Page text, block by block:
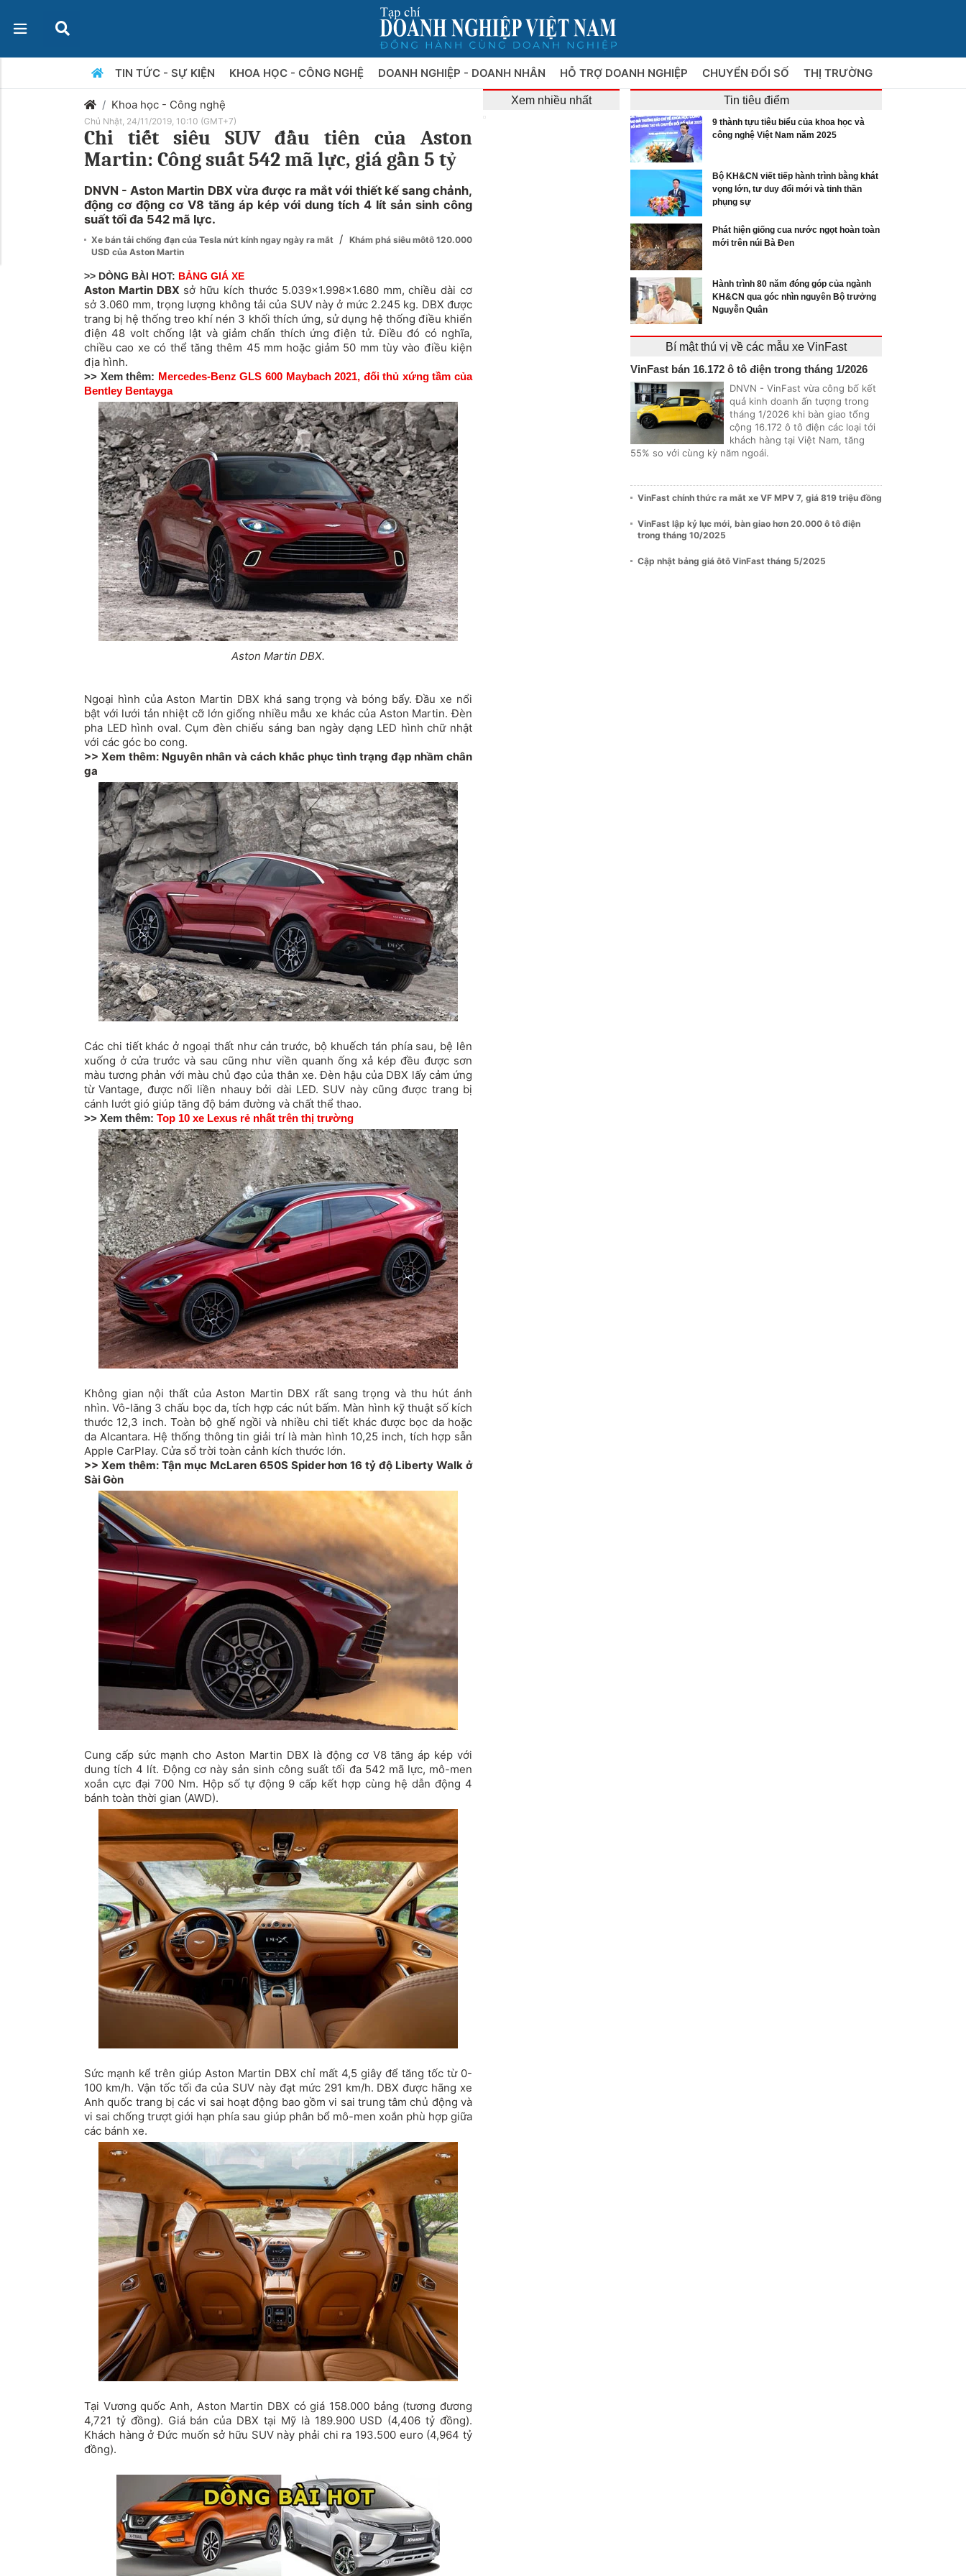
TIN TỨC - SỰ KIỆN KHOA HỌC - CÔNG NGHỆ DOANH NGHIỆP - DOANH NHÂN HỖ TRỢ DOANH NGHIỆP CHUYỂN ĐỔI SỐ THỊ TRƯỜNG
Khoa học - Công nghệ
Chủ Nhật, 24/11/2019, 10:10 (GMT+7)
Chi tiết siêu SUV đầu tiên của Aston
Martin: Công suất 542 mã lực, giá gần 5 tỷ
DNVN - Aston Martin DBX vừa được ra mắt với thiết kế sang chảnh,
động cơ động cơ V8 tăng áp kép với dung tích 4 lít sản sinh công
suất tối đa 542 mã lực.
Xe bán tải chống đạn của Tesla nứt kính ngay ngày ra mắt / Khám phá siêu môtô 120.000
USD của Aston Martin
>> DÒNG BÀI HOT: BẢNG GIÁ XE
Aston MartinDBX sở hữu kích thước 5.039x1.998x1.680 mm, chiều dài cơ
sở 3.060 mm, trọng lượng không tải của SUVnày ở mức 2.245 kg. DBX được
trang bị hệ thống treo khí nén 3 khối thích ứng, sử dụng hệ thống điều khiển
điện 48 volt chống lật và giảm chấn thích ứng điện tử. Điều đó có nghĩa,
chiều cao xe có thể tăng thêm 45 mm hoặc giảm 50 mm tùy vào điều kiện
địa hình.
>> Xem thêm: Mercedes-Benz GLS 600 Maybach 2021, đối thủ xứng tầm của
Bentley Bentayga
Aston Martin DBX.
Ngoại hình của Aston Martin DBX khá sang trọng và bóng bẩy. Đầu xe nổi
bật với lưới tản nhiệt cỡ lớn giống nhiều mẫu xe khác của Aston Martin. Đèn
pha LED hình oval. Cụm đèn chiếu sáng ban ngày dạng LED hình chữ nhật
với các góc bo cong.
>> Xem thêm: Nguyên nhân và cách khắc phục tình trạng đạp nhầm chân
ga
Các chi tiết khác ở ngoại thất như cản trước, bộ khuếch tán phía sau, bệ lên
xuống ở cửa trước và sau cũng như viền quanh ống xả kép đều được sơn
màu tương phản với màu chủ đạo của thân xe. Đèn hậu của DBX lấy cảm ứng
từ Vantage, được nối liền nhauy bởi dài LED. SUV này cũng được trang bị
cánh lướt gió giúp tăng độ bám đường và chất thể thao.
>> Xem thêm: Top 10 xe Lexus rẻ nhất trên thị trường
Không gian nội thất của Aston Martin DBX rất sang trọng và thu hút ánh
nhìn. Vô-lăng 3 chấu bọc da, tích hợp các nút bấm. Màn hình kỹ thuật số kích
thước 12,3 inch. Toàn bộ ghế ngồi và nhiều chi tiết khác được bọc da hoặc
da Alcantara. Hệ thống thông tin giải trí là màn hình 10,25 inch, tích hợp sẵn
Apple CarPlay. Cửa sổ trời toàn cảnh kích thước lớn.
>> Xem thêm: Tận mục McLaren 650S Spider hơn 16 tỷ độ Liberty Walk ở
Sài Gòn
Cung cấp sức mạnh cho Aston Martin DBX là động cơ V8 tăng áp kép với
dung tích 4 lít. Động cơ này sản sinh công suất tối đa 542 mã lực, mô-men
xoắn cực đại 700 Nm. Hộp số tự động 9 cấp kết hợp cùng hệ dẫn động 4
bánh toàn thời gian (AWD).
Sức mạnh kể trên giúp Aston Martin DBX chỉ mất 4,5 giây để tăng tốc từ 0-
100 km/h. Vận tốc tối đa của SUV này đạt mức 291 km/h. DBX được hãng xe
Anh quốc trang bị các vi sai hoạt động bao gồm vi sai trung tâm chủ động và
vi sai chống trượt giới hạn phía sau giúp phân bổ mô-men xoắn phù hợp giữa
các bánh xe.
Tại Vương quốc Anh, Aston Martin DBX có giá 158.000 bảng (tương đương
4,721 tỷ đồng). Giá bán của DBX tại Mỹ là 189.900 USD (4,406 tỷ đồng).
Khách hàng ở Đức muốn sở hữu SUV này phải chi ra 193.500 euro (4,964 tỷ
đồng).
Xem nhiều nhất Tin tiêu điểm
9 thành tựu tiêu biểu của khoa học và
công nghệ Việt Nam năm 2025
Bộ KH&CN viết tiếp hành trình bằng khát
vọng lớn, tư duy đổi mới và tinh thần
phụng sự
Phát hiện giống cua nước ngọt hoàn toàn
mới trên núi Bà Đen
Hành trình 80 năm đóng góp của ngành
KH&CN qua góc nhìn nguyên Bộ trưởng
Nguyễn Quân
Bí mật thú vị về các mẫu xe VinFast
VinFast bán 16.172 ô tô điện trong tháng 1/2026
DNVN - VinFast vừa công bố kết
quả kinh doanh ấn tượng trong
tháng 1/2026 khi bàn giao tổng
cộng 16.172 ô tô điện các loại tới
khách hàng tại Việt Nam, tăng
55% so với cùng kỳ năm ngoái.
VinFast chính thức ra mắt xe VF MPV 7, giá 819 triệu đồng
VinFast lập kỷ lục mới, bàn giao hơn 20.000 ô tô điện
trong tháng 10/2025
Cập nhật bảng giá ôtô VinFast tháng 5/2025